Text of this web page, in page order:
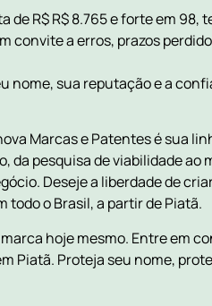
R$ R$ 8.765 e forte em 98,
convite a erros, prazos
nome, sua reputação e a
Marcas e Patentes é sua
da pesquisa de viabilidade
Deseje a liberdade de
todo o Brasil, a partir de Piatã.
hoje mesmo. Entre em
Piatã. Proteja seu nome,